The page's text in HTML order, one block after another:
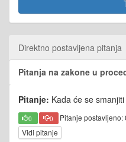
Direktno postavljena pitanja
Pitanja na zakone u
Pitanje: Kada će se
0 0 Pitanje postavljeno:
Vidi pitanje